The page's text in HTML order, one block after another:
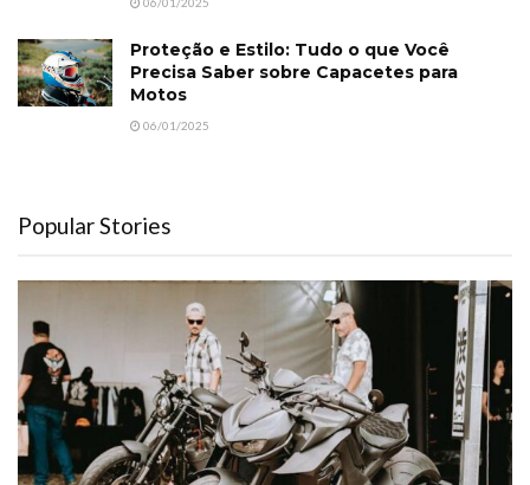
Proteção e Estilo: Tudo o que Você
Precisa Saber sobre Capacetes para
Motos
06/01/2025
Popular Stories